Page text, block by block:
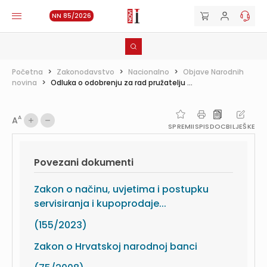
NN 85/2026
Početna > Zakonodavstvo > Nacionalno > Objave Narodnih
novina > Odluka o odobrenju za rad pružatelju ...
AA
SPREMIISPISDOCBILJEŠKE
Povezani dokumenti
Zakon o načinu, uvjetima i postupku
servisiranja i kupoprodaje...
(155/2023)
Zakon o Hrvatskoj narodnoj banci